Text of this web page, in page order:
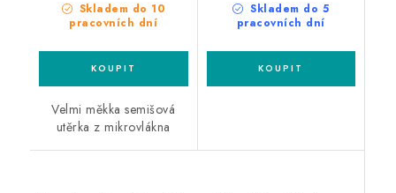
Skladem do 10
pracovních dní
Velmi měkka semišová
utěrka z mikrovlákna
Skladem do 5
pracovních dní